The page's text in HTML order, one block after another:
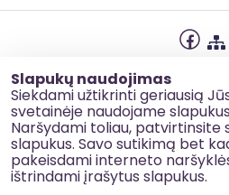
Slapukų naudojimas
Siekdami užtikrinti geriausią
svetainėje naudojame
Naršydami toliau, patvirtinsite
slapukus. Savo sutikimą bet
pakeisdami interneto
ištrindami įrašytus slapukus.
Slapukų naudojimas
Korupcijos prevencija
Kontaktai